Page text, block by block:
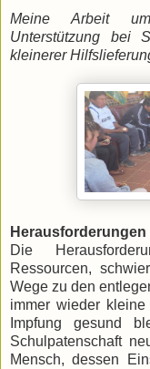
Meine Arbeit
Unterstützung bei
kleinerer
Die
Ressourcen,
Wege zu den
immer wieder
Impfung gesund
Schulpatenschaft
Mensch, dessen